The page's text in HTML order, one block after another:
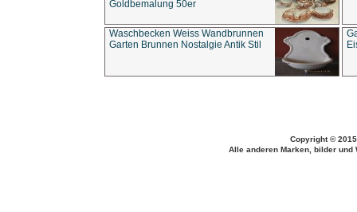
Goldbemalung 50er
Waschbecken Weiss Wandbrunnen
Garten Brunnen Nostalgie Antik Stil
Copyright ©
Alle anderen Marken, bilder und